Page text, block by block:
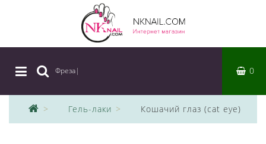
Фреза| 0
Гель-лаки Кошачий глаз (cat eye)